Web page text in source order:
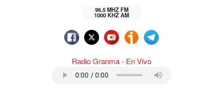
96.5 MHZ FM
1000 KHZ AM
Radio Granma - En Vivo